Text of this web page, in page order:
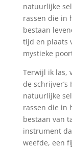
natuurlijke
rassen die in
bestaan
tijd en plaats
mystieke
Terwijl ik las,
de
natuurlijke
rassen die in
bestaan van
instrument
weefde, een